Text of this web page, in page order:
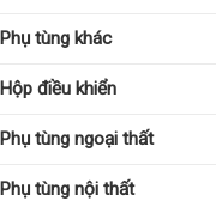
Phụ tùng khác
Hộp điều khiển
Phụ tùng ngoại thất
Phụ tùng nội thất